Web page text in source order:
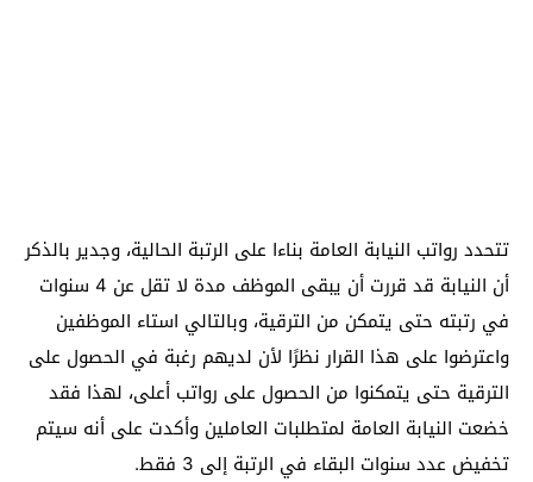
تتحدد رواتب النيابة العامة بناءا على الرتبة الحالية، وجدير بالذكر
أن النيابة قد قررت أن يبقى الموظف مدة لا تقل عن 4 سنوات
في رتبته حتى يتمكن من الترقية، وبالتالي استاء الموظفين
واعترضوا على هذا القرار نظرًا لأن لديهم رغبة في الحصول على
الترقية حتى يتمكنوا من الحصول على رواتب أعلى، لهذا فقد
خضعت النيابة العامة لمتطلبات العاملين وأكدت على أنه سيتم
تخفيض عدد سنوات البقاء في الرتبة إلى 3 فقط.